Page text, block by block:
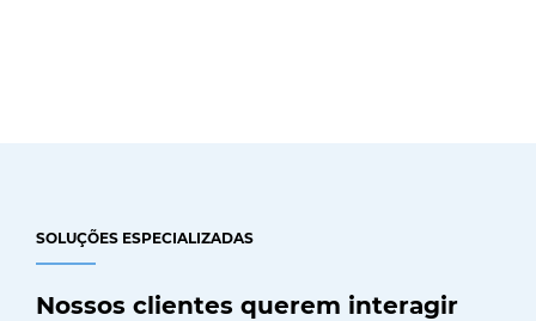
SOLUÇÕES ESPECIALIZADAS
Nossos clientes querem interagir